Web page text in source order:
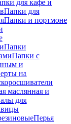
для кафе и
Папки для
Папки и портмоне
Папки
Папки с
и
на
маслянная и
для
Перья